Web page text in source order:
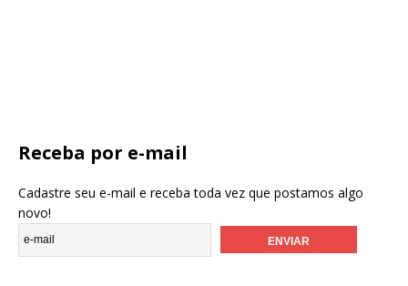
Receba por e-mail
Cadastre seu e-mail e receba toda vez que postamos algo
novo!